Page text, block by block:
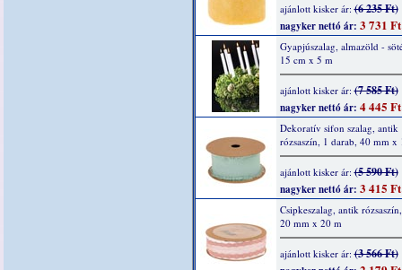
ajánlott kisker ár:(6 235 Ft)
nagyker nettó ár: 3 731 Ft
Gyapjúszalag, almazöld -
15 cm x 5 m
ajánlott kisker ár:(7 585 Ft)
nagyker nettó ár: 4 445 Ft
Dekoratív sifon szalag, antik
rózsaszín, 1 darab, 40 mm x
ajánlott kisker ár:(5 590 Ft)
nagyker nettó ár: 3 415 Ft
Csipkeszalag, antik
20 mm x 20 m
ajánlott kisker ár:(3 566 Ft)